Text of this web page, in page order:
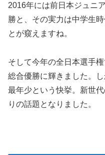
2016年には前日本ジュニ
勝と、その実力は中学生
とが窺えますね。
そして今年の全日本選手
総合優勝に輝きました。
最年少という快挙。新世
りの話題となりました。